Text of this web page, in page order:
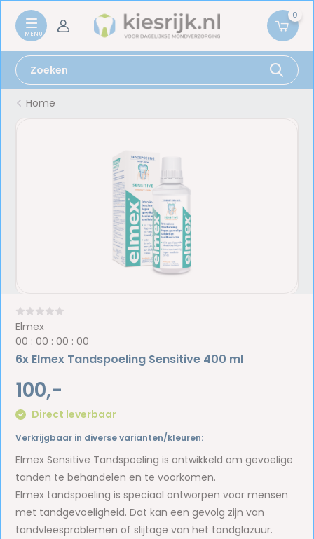
0
Home
Elmex
00 :00 :00 :00
6x Elmex Tandspoeling Sensitive 400 ml
100,-
Direct leverbaar
Verkrijgbaar in diverse varianten/kleuren:
Elmex Sensitive Tandspoeling is ontwikkeld om gevoelige
tanden te behandelen en te voorkomen.
Elmex tandspoeling is speciaal ontworpen voor mensen
met tandgevoeligheid. Dat kan een gevolg zijn van
tandvleesproblemen of slijtage van het tandglazuur.